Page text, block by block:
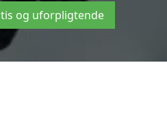
og uforpligtende